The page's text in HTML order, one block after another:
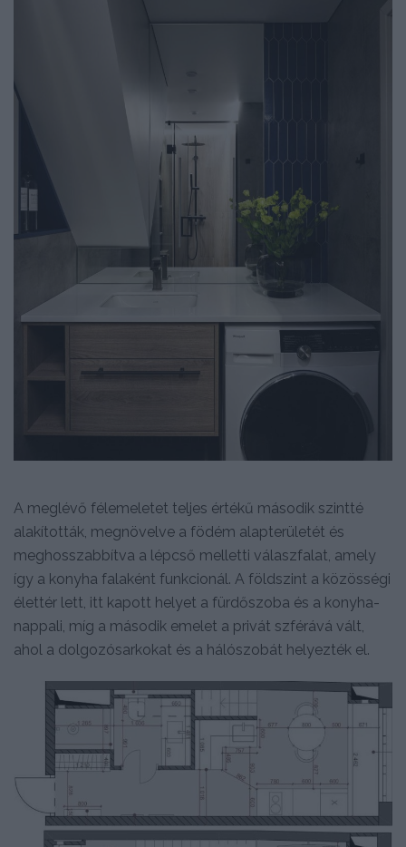
A meglévő félemeletet teljes értékű második szintté
alakították, megnövelve a födém alapterületét és
meghosszabbítva a lépcső melletti válaszfalat, amely
így a konyha falaként funkcionál. A földszint a közösségi
élettér lett, itt kapott helyet a fürdőszoba és a konyha-
nappali, míg a második emelet a privát szférává vált,
ahol a dolgozósarkokat és a hálószobát helyezték el.